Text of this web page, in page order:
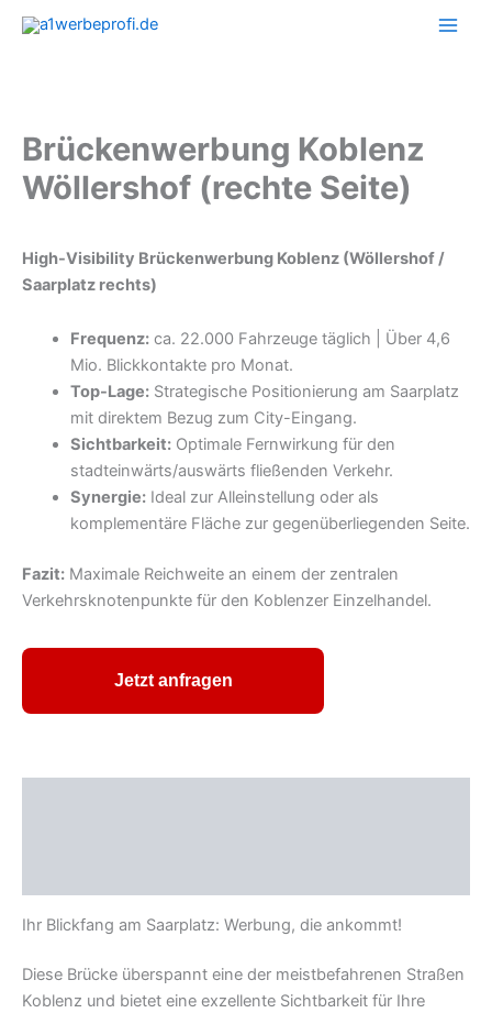
Zum
Inhalt
Brückenwerbung Koblenz
Wöllershof (rechte Seite)
High-Visibility Brückenwerbung Koblenz (Wöllershof /
Saarplatz rechts)
Frequenz:ca. 22.000 Fahrzeuge täglich | Über 4,6
Mio. Blickkontakte pro Monat.
Top-Lage:Strategische Positionierung am Saarplatz
mit direktem Bezug zum City-Eingang.
Sichtbarkeit:Optimale Fernwirkung für den
stadteinwärts/auswärts fließenden Verkehr.
Synergie:Ideal zur Alleinstellung oder als
komplementäre Fläche zur gegenüberliegenden Seite.
Fazit: Maximale Reichweite an einem der zentralen
Verkehrsknotenpunkte für den Koblenzer Einzelhandel.
Jetzt anfragen
Ihr Blickfang am Saarplatz: Werbung, die ankommt!
Diese Brücke überspannt eine der meistbefahrenen Straßen
Koblenz und bietet eine exzellente Sichtbarkeit für Ihre